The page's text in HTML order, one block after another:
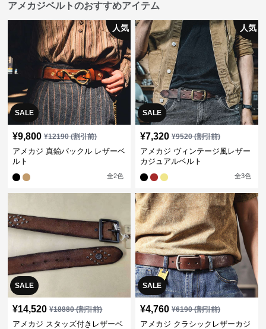
アメカジベルトのおすすめアイテム
SALE
人気
¥9,800 ¥12190(割引前)
アメカジ 真鍮バックル レザーベ
ルト
全2色
SALE
人気
¥7,320 ¥9520(割引前)
アメカジ ヴィンテージ風レザー
カジュアルベルト
全3色
SALE
¥14,520 ¥18880(割引前)
アメカジ スタッズ付きレザーベ
SALE
¥4,760 ¥6190(割引前)
アメカジ クラシックレザーカジ